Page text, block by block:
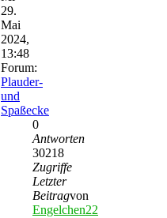
29.
Mai
2024,
13:48
Forum:
Plauder-
und
Spaßecke
0
Antworten
30218
Zugriffe
Letzter
Beitragvon
Engelchen22